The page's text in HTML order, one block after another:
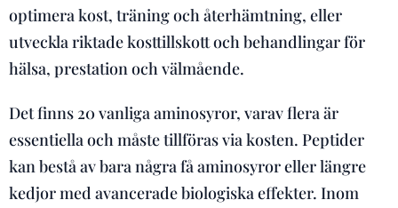
optimera kost, träning och återhämtning, eller
utveckla riktade kosttillskott och behandlingar för
hälsa, prestation och välmående.
Det finns 20 vanliga aminosyror, varav flera är
essentiella och måste tillföras via kosten. Peptider
kan bestå av bara några få aminosyror eller längre
kedjor med avancerade biologiska effekter. Inom